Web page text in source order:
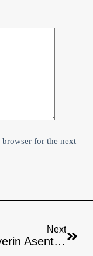
browser for the next
Next
Vu Playerin Asentaminen Älytv:hen – Ohjeet